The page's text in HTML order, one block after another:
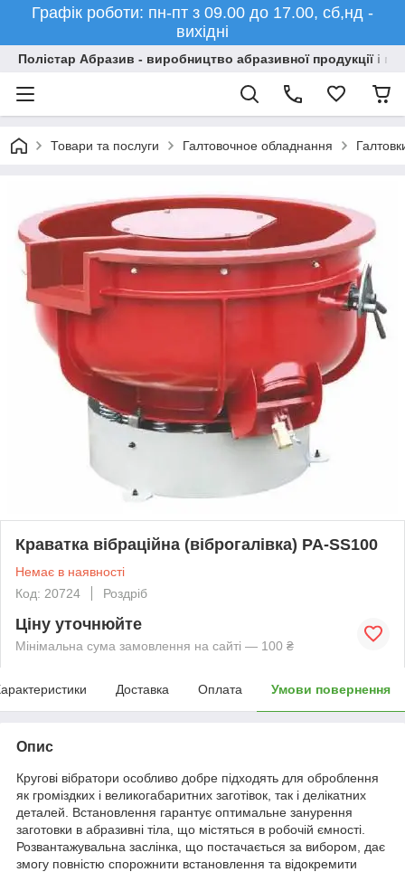
Графік роботи: пн-пт з 09.00 до 17.00, сб,нд -
вихідні
Полістар Абразив - виробництво абразивної продукції і
Товари та послуги Галтовочное обладнання
Краватка вібраційна (віброгалівка) PA-SS100
Немає в наявності
Код: 20724
Роздріб
Ціну уточнюйте
Мінімальна сума замовлення на сайті — 100 ₴
Доставка Оплата Умови повернення
Опис
Кругові вібратори особливо добре підходять для оброблення
як громіздких і великогабаритних заготівок, так і делікатних
деталей. Встановлення гарантує оптимальне занурення
заготовки в абразивні тіла, що містяться в робочій ємності.
Розвантажувальна заслінка, що постачається за вибором, дає
змогу повністю спорожнити встановлення та відокремити